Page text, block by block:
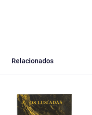
Relacionados